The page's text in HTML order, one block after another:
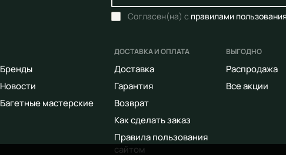
Согласен(на) с правилами
Бренды
Новости
Багетные мастерские
ДОСТАВКА И ОПЛАТА
Доставка
Гарантия
Возврат
Как сделать заказ
Правила пользования
сайтом
ВЫГОДНО
Распродажа
Все акции